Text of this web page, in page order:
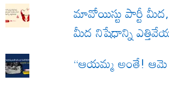
మావోయిస్టు పార్టీ
మీద నిషేధాన్ని
“ఆయమ్మ అంతే!